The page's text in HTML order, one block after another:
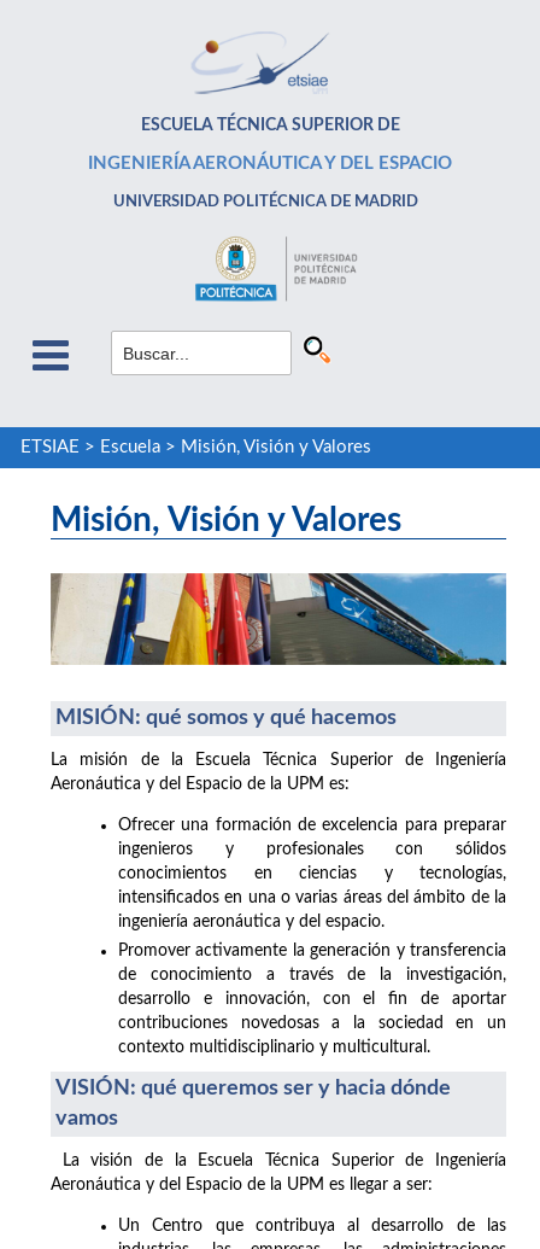
ESCUELA TÉCNICA SUPERIOR DE
INGENIERÍA AERONÁUTICA Y DEL ESPACIO
UNIVERSIDAD POLITÉCNICA DE MADRID
ETSIAE > Escuela> Misión, Visión y Valores
Misión, Visión y Valores
MISIÓN: qué somos y qué hacemos
La misión de la Escuela Técnica Superior de Ingeniería
Aeronáutica y del Espacio de la UPM es:
Ofrecer una formación de excelencia para preparar
ingenieros y profesionales con sólidos
conocimientos en ciencias y tecnologías,
intensificados en una o varias áreas del ámbito de la
ingeniería aeronáutica y del espacio.
Promover activamente la generación y transferencia
de conocimiento a través de la investigación,
desarrollo e innovación, con el fin de aportar
contribuciones novedosas a la sociedad en un
contexto multidisciplinario y multicultural.
VISIÓN: qué queremos ser y hacia dónde
vamos
La visión de la Escuela Técnica Superior de Ingeniería
Aeronáutica y del Espacio de la UPM es llegar a ser:
Un Centro que contribuya al desarrollo de las